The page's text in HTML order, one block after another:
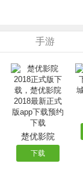
答。所以快来下
儿童的特点全新
培养,开拓视野等
人类,宇宙,自然,
更新内容：
优化了存在的已
优化了播放器播
手游
楚优影院
下载